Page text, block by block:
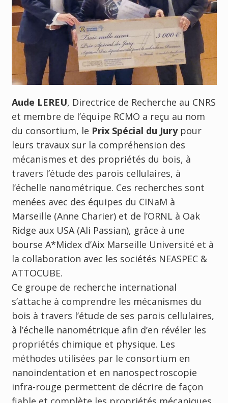
Aude LEREU, Directrice de Recherche au CNRS
et membre de l’équipe RCMO a reçu au nom
du consortium, le Prix Spécial du Jurypour
leurs travaux sur la compréhension des
mécanismes et des propriétés du bois, à
travers l’étude des parois cellulaires, à
l’échelle nanométrique. Ces recherches sont
menées avec des équipes du CINaM à
Marseille (Anne Charier) et de l’ORNL à Oak
Ridge aux USA (Ali Passian), grâce à une
bourse A*Midex d’Aix Marseille Université et à
la collaboration avec les sociétés NEASPEC &
ATTOCUBE.
Ce groupe de recherche international
s’attache à comprendre les mécanismes du
bois à travers l’étude de ses parois cellulaires,
à l’échelle nanométrique afin d’en révéler les
propriétés chimique et physique. Les
méthodes utilisées par le consortium en
nanoindentation et en nanospectroscopie
infra-rouge permettent de décrire de façon